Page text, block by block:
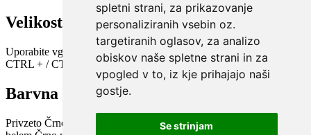
spletni strani, za prikazovanje
personaliziranih vsebin oz.
targetiranih oglasov, za analizo
obiskov naše spletne strani in za
vpogled v to, iz kje prihajajo naši
gostje.
Se strinjam
Velikost pisave
Uporabite vgrajeno funkcijo brskalnika
CTRL + / CTRL -
Barvna shema
Privzeto Črno na belem Belo na črnem Črno na bež